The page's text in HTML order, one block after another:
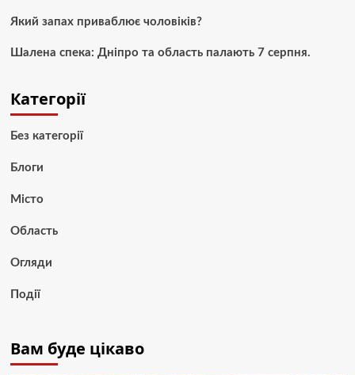
Який запах приваблює чоловіків?
Шалена спека: Дніпро та область палають 7 серпня.
Категорії
Без категорії
Блоги
Місто
Область
Огляди
Події
Вам буде цікаво